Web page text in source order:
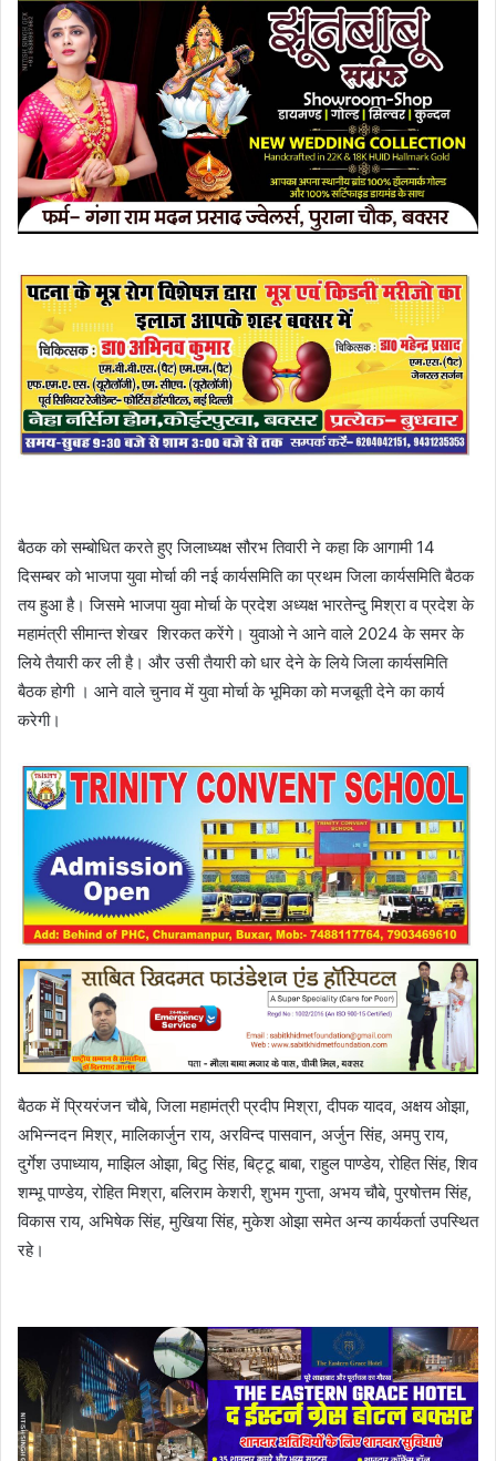
बैठक को सम्बोधित करते हुए जिलाध्यक्ष सौरभ तिवारी ने कहा कि आगामी 14
दिसम्बर को भाजपा युवा मोर्चा की नई कार्यसमिति का प्रथम जिला कार्यसमिति बैठक
तय हुआ है। जिसमे भाजपा युवा मोर्चा के प्रदेश अध्यक्ष भारतेन्दु मिश्रा व प्रदेश के
महामंत्री सीमान्त शेखर शिरकत करेंगे। युवाओ ने आने वाले 2024 के समर के
लिये तैयारी कर ली है। और उसी तैयारी को धार देने के लिये जिला कार्यसमिति
बैठक होगी । आने वाले चुनाव में युवा मोर्चा के भूमिका को मजबूती देने का कार्य
करेगी।
बैठक में प्रियरंजन चौबे, जिला महामंत्री प्रदीप मिश्रा, दीपक यादव, अक्षय ओझा,
अभिन्नदन मिश्र, मालिकार्जुन राय, अरविन्द पासवान, अर्जुन सिंह, अमपु राय,
दुर्गेश उपाध्याय, माझिल ओझा, बिटु सिंह, बिट्टू बाबा, राहुल पाण्डेय, रोहित सिंह, शिव
शम्भू पाण्डेय, रोहित मिश्रा, बलिराम केशरी, शुभम गुप्ता, अभय चौबे, पुरषोत्तम सिंह,
विकास राय, अभिषेक सिंह, मुखिया सिंह, मुकेश ओझा समेत अन्य कार्यकर्ता उपस्थित
रहे।